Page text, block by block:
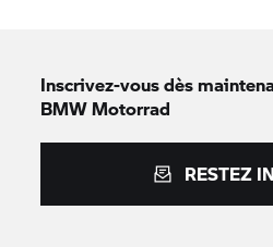
Inscrivez-vous dès
BMW Motorrad
RESTEZ